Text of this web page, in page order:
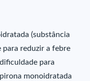
(substância
para reduzir a febre
para
monoidratada